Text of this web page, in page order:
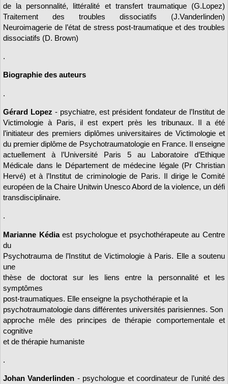
de la personnalité, littéralité et transfert traumatique (G.Lopez)
Traitement des troubles dissociatifs (J.Vanderlinden)
Neuroimagerie de l’état de stress post-traumatique et des troubles
dissociatifs (D. Brown)
.
Biographie des auteurs
.
Gérard Lopez - psychiatre, est président fondateur de l’Institut de
Victimologie à Paris, il est expert près les tribunaux. Il a été
l’initiateur des premiers diplômes universitaires de Victimologie et
du premier diplôme de Psychotraumatologie en France. Il enseigne
actuellement à l’Université Paris 5 au Laboratoire d’Ethique
Médicale dans le Département de médecine légale (Pr Christian
Hervé) et à l’Institut de criminologie de Paris. Il dirige le Comité
européen de la Chaire Unitwin Unesco Abord de la violence, un défi
transdisciplinaire.
.
Marianne Kédiaest psychologue et psychothérapeute au Centre
du
Psychotrauma de l’Institut de Victimologie à Paris. Elle a soutenu
une
thèse de doctorat sur les liens entre la personnalité et les
symptômes
post-traumatiques. Elle enseigne la psychothérapie et la
psychotraumatologie dans différentes universités parisiennes. Son
approche mêle des principes de thérapie comportementale et
cognitive
et de thérapie humaniste
.
Johan Vanderlinden - psychologue et coordinateur de l’unité des